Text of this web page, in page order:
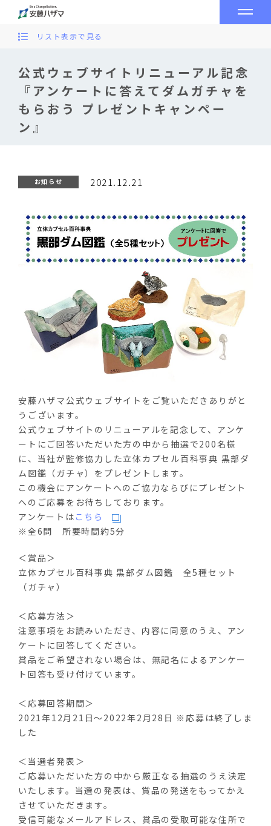
公式ウェブサイトリニューアル記念
『アンケートに答えてダムガチャを
もらおう プレゼントキャンペー
ン』
リスト表示で見る
お知らせ 2021.12.21
安藤ハザマ公式ウェブサイトをご覧いただきありがと
うございます。
公式ウェブサイトのリニューアルを記念して、アンケ
ートにご回答いただいた方の中から抽選で200名様
に、当社が監修協力した立体カプセル百科事典 黒部ダ
ム図鑑（ガチャ）をプレゼントします。
この機会にアンケートへのご協力ならびにプレゼント
へのご応募をお待ちしております。
アンケートは こちら
※全6問 所要時間約5分
＜賞品＞
立体カプセル百科事典 黒部ダム図鑑 全5種セット
（ガチャ）
＜応募方法＞
注意事項をお読みいただき、内容に同意のうえ、アン
ケートに回答してください。
賞品をご希望されない場合は、無記名によるアンケー
ト回答も受け付けています。
＜応募回答期間＞
2021年12月21日～2022年2月28日 ※応募は終了しま
した
＜当選者発表＞
ご応募いただいた方の中から厳正なる抽選のうえ決定
いたします。当選の発表は、賞品の発送をもってかえ
させていただきます。
受信可能なメールアドレス、賞品の受取可能な住所で